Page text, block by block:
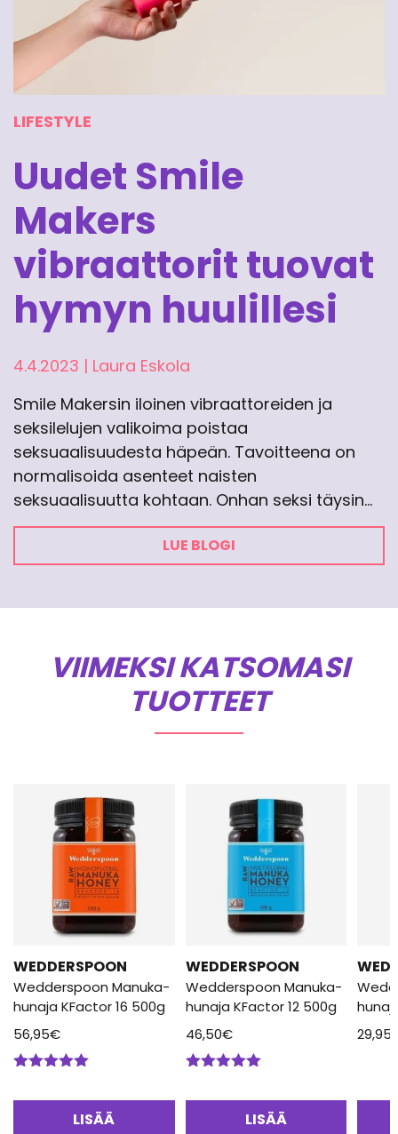
LIFESTYLE
Uudet Smile
Makers
vibraattorit tuovat
hymyn huulillesi
4.4.2023 | Laura Eskola
Smile Makersin iloinen vibraattoreiden ja
seksilelujen valikoima poistaa
seksuaalisuudesta häpeän. Tavoitteena on
normalisoida asenteet naisten
seksuaalisuutta kohtaan. Onhan seksi täysin…
LUE BLOGI
VIIMEKSI KATSOMASI
TUOTTEET
WEDDERSPOON
Wedderspoon Manuka-
hunaja KFactor 16 500g
56,95€
LISÄÄ
WEDDERSPOON
Wedderspoon Manuka-
hunaja KFactor 12 500g
46,50€
LISÄÄ
29,95